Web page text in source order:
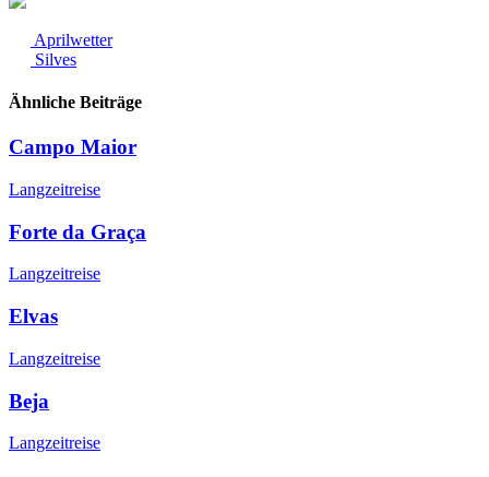
Aprilwetter
Silves
Ähnliche Beiträge
Campo Maior
Langzeitreise
Forte da Graça
Langzeitreise
Elvas
Langzeitreise
Beja
Langzeitreise